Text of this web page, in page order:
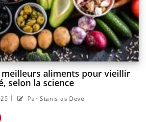
meilleurs aliments pour vieillir
selon la science
| Par Stanislas Deve